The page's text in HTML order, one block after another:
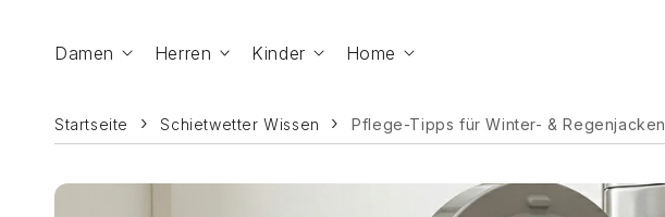
Damen Herren Kinder Home
Startseite Schietwetter Wissen Pflege-Tipps für Winter- & Regenjacken